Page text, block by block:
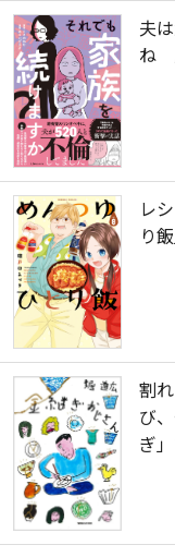
夫
ね
レ
り
割
び
ぎ